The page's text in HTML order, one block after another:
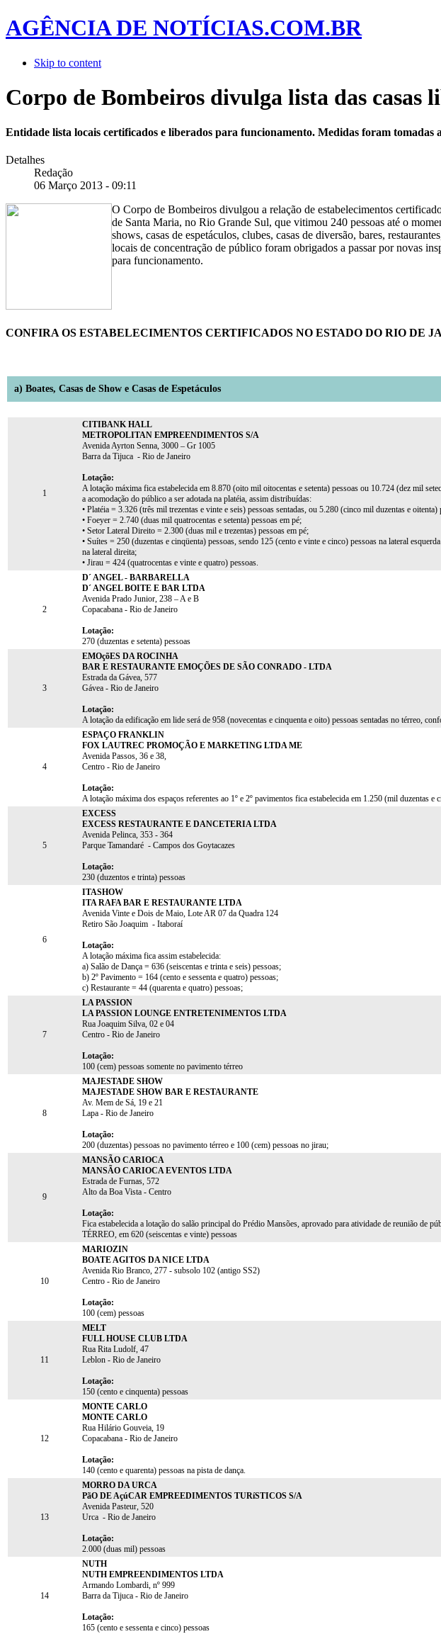
AGÊNCIA DE NOTÍCIAS.COM.BR
Skip to content
Corpo de Bombeiros divulga lista das casas
Entidade lista locais certificados e liberados para funcionamento. Medidas foram
Detalhes
Redação
06 Março 2013 - 09:11
O Corpo de Bombeiros divulgou a relação de estabelecimentos
de Santa Maria, no Rio Grande Sul, que vitimou 240 pessoas até o
shows, casas de espetáculos, clubes, casas de diversão, bares,
locais de concentração de público foram obrigados a passar por novas
para funcionamento.
CONFIRA OS ESTABELECIMENTOS CERTIFICADOS NO ESTADO DO RIO DE
a) Boates, Casas de Show e Casas de Espetáculos
1
CITIBANK HALL
METROPOLITAN EMPREENDIMENTOS S/A
Avenida Ayrton Senna, 3000 – Gr 1005
Barra da Tijuca - Rio de Janeiro
Lotação:
A lotação máxima fica estabelecida em 8.870 (oito mil oitocentas e setenta) pessoas ou 10.724 (dez mil
a acomodação do público a ser adotada na platéia, assim distribuídas:
• Platéia = 3.326 (três mil trezentas e vinte e seis) pessoas sentadas, ou 5.280 (cinco mil duzentas e oitenta)
• Foeyer = 2.740 (duas mil quatrocentas e setenta) pessoas em pé;
• Setor Lateral Direito = 2.300 (duas mil e trezentas) pessoas em pé;
• Suítes = 250 (duzentas e cinqüenta) pessoas, sendo 125 (cento e vinte e cinco) pessoas na lateral
na lateral direita;
• Jirau = 424 (quatrocentas e vinte e quatro) pessoas.
2
D´ ANGEL - BARBARELLA
D´ ANGEL BOITE E BAR LTDA
Avenida Prado Junior, 238 – A e B
Copacabana - Rio de Janeiro
Lotação:
270 (duzentas e setenta) pessoas
3
EMOçõES DA ROCINHA
BAR E RESTAURANTE EMOÇÕES DE SÃO CONRADO - LTDA
Estrada da Gávea, 577
Gávea - Rio de Janeiro
Lotação:
A lotação da edificação em lide será de 958 (novecentas e cinquenta e oito) pessoas sentadas no térreo,
4
ESPAÇO FRANKLIN
FOX LAUTREC PROMOÇÃO E MARKETING LTDA ME
Avenida Passos, 36 e 38,
Centro - Rio de Janeiro
Lotação:
A lotação máxima dos espaços referentes ao 1º e 2º pavimentos fica estabelecida em 1.250 (mil duzentas e
5
EXCESS
EXCESS RESTAURANTE E DANCETERIA LTDA
Avenida Pelinca, 353 - 364
Parque Tamandaré - Campos dos Goytacazes
Lotação:
230 (duzentos e trinta) pessoas
6
ITASHOW
ITA RAFA BAR E RESTAURANTE LTDA
Avenida Vinte e Dois de Maio, Lote AR 07 da Quadra 124
Retiro São Joaquim - Itaboraí
Lotação:
A lotação máxima fica assim estabelecida:
a) Salão de Dança = 636 (seiscentas e trinta e seis) pessoas;
b) 2º Pavimento = 164 (cento e sessenta e quatro) pessoas;
c) Restaurante = 44 (quarenta e quatro) pessoas;
7
LA PASSION
LA PASSION LOUNGE ENTRETENIMENTOS LTDA
Rua Joaquim Silva, 02 e 04
Centro - Rio de Janeiro
Lotação:
100 (cem) pessoas somente no pavimento térreo
8
MAJESTADE SHOW
MAJESTADE SHOW BAR E RESTAURANTE
Av. Mem de Sá, 19 e 21
Lapa - Rio de Janeiro
Lotação:
200 (duzentas) pessoas no pavimento térreo e 100 (cem) pessoas no jirau;
9
MANSÃO CARIOCA
MANSÃO CARIOCA EVENTOS LTDA
Estrada de Furnas, 572
Alto da Boa Vista - Centro
Lotação:
Fica estabelecida a lotação do salão principal do Prédio Mansões, aprovado para atividade de reunião
TÉRREO, em 620 (seiscentas e vinte) pessoas
10
MARIOZIN
BOATE AGITOS DA NICE LTDA
Avenida Rio Branco, 277 - subsolo 102 (antigo SS2)
Centro - Rio de Janeiro
Lotação:
100 (cem) pessoas
11
MELT
FULL HOUSE CLUB LTDA
Rua Rita Ludolf, 47
Leblon - Rio de Janeiro
Lotação:
150 (cento e cinquenta) pessoas
12
MONTE CARLO
MONTE CARLO
Rua Hilário Gouveia, 19
Copacabana - Rio de Janeiro
Lotação:
140 (cento e quarenta) pessoas na pista de dança.
13
MORRO DA URCA
PãO DE AçúCAR EMPREEDIMENTOS TURíSTICOS S/A
Avenida Pasteur, 520
Urca - Rio de Janeiro
Lotação:
2.000 (duas mil) pessoas
14
NUTH
NUTH EMPREENDIMENTOS LTDA
Armando Lombardi, nº 999
Barra da Tijuca - Rio de Janeiro
Lotação:
165 (cento e sessenta e cinco) pessoas